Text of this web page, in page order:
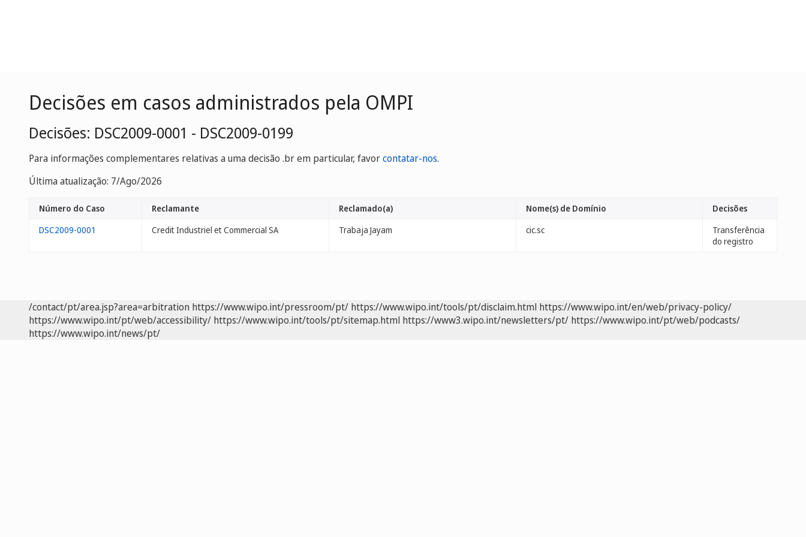
Decisões em casos administrados pela OMPI
Decisões: DSC2009-0001 - DSC2009-0199
Para informações complementares relativas a uma decisão .br em particular, favorcontatar-nos.
Última atualização: 7/Ago/2026
Número do Caso Reclamante Reclamado(a) Nome(s) de Domínio
Decisões
DSC2009-0001
Credit Industriel et Commercial SA Trabaja Jayam cic.sc
Transferência
do registro
/contact/pt/area.jsp?area=arbitration https://www.wipo.int/pressroom/pt/ https://www.wipo.int/tools/pt/disclaim.html https://www.wipo.int/en/web/privacy-policy/
https://www.wipo.int/pt/web/accessibility/ https://www.wipo.int/tools/pt/sitemap.html https://www3.wipo.int/newsletters/pt/ https://www.wipo.int/pt/web/podcasts/
https://www.wipo.int/news/pt/